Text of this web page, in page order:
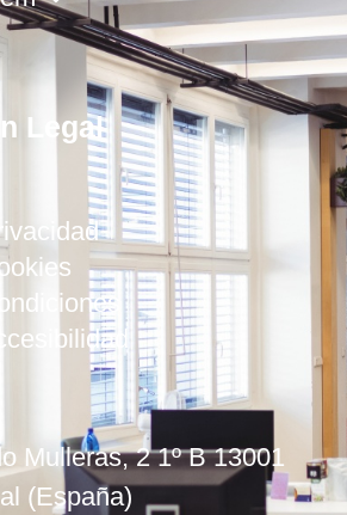
Legal
Mulleras, 2 1º B 13001
(España)